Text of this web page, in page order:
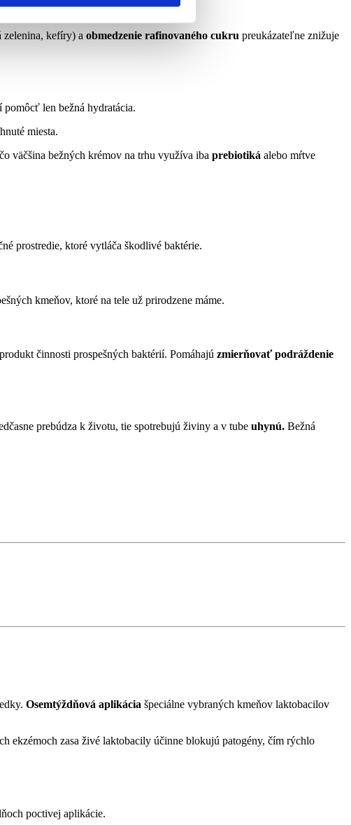
zelenina, kefíry) a obmedzenie rafinovaného cukru preukázateľne znižuje
pomôcť len bežná hydratácia.
miesta.
väčšina bežných krémov na trhu využíva iba prebiotiká alebo mŕtve
prostredie, ktoré vytláča škodlivé baktérie.
kmeňov, ktoré na tele už prirodzene máme.
činnosti prospešných baktérií. Pomáhajú zmierňovať podráždenie
prebúdza k životu, tie spotrebujú živiny a v tube uhynú. Bežná
Osemtýždňová aplikácia špeciálne vybraných kmeňov laktobacilov
ekzémoch zasa živé laktobacily účinne blokujú patogény, čím rýchlo
poctivej aplikácie.